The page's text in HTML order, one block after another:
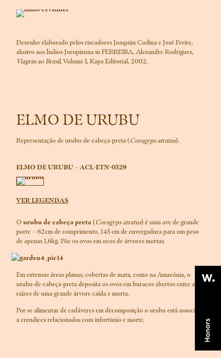
Desenho elaborado pelos riscadores Joaquim Codina e José Freire,
alusivo aos Índios Jurupixuna in FERREIRA, Alexandre Rodrigues,
Viagem ao Brasil, Volume I, Kapa Editorial, 2002.
ELMO DE URUBU
Representação de urubu-de-cabeça-preta (Coragyps atratus).
ELMO DE URUBU – ACL-ETN-0329
VER LEGENDAS
O urubu de cabeça preta (Coragyps atratus) é uma ave de grande
porte —62cm de comprimento, 145 cm de envergadura para um peso
de apenas 1,6kg. Põe os ovos em ocos de árvores mortas.
Em extensas áreas planas, cobertas de mata, como na Amazônia, o
urubu-de-cabeça-preta deposita os ovos em buracos abertos entre as
raízes de uma grande árvore caída e morta.
Por se alimentar de cadáveres em decomposição o urubu está associado
a crendices relacionadas com infortúnio e morte.